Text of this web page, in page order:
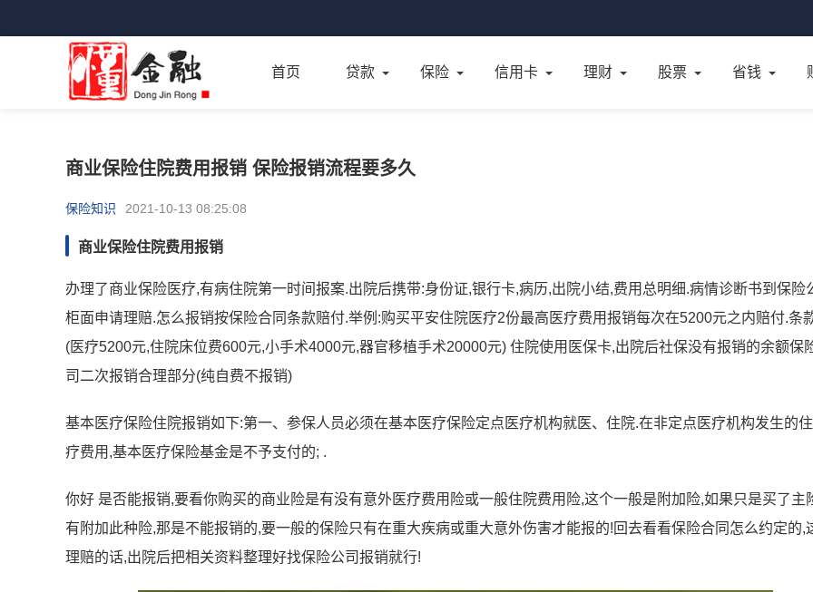
首页 贷款 保险 信用卡 理财 股票 省钱
商业保险住院费用报销 保险报销流程要多久
保险知识 2021-10-13 08:25:08
商业保险住院费用报销
办理了商业保险医疗,有病住院第一时间报案.出院后携带:身份证,银行卡,病历,出院小结,费用总明细.病情诊断书到保险
柜面申请理赔.怎么报销按保险合同条款赔付.举例:购买平安住院医疗2份最高医疗费用报销每次在5200元之内赔付.条
(医疗5200元,住院床位费600元,小手术4000元,器官移植手术20000元) 住院使用医保卡,出院后社保没有报销的余额保
司二次报销合理部分(纯自费不报销)
基本医疗保险住院报销如下:第一、参保人员必须在基本医疗保险定点医疗机构就医、住院.在非定点医疗机构发生的
疗费用,基本医疗保险基金是不予支付的; .
你好 是否能报销,要看你购买的商业险是有没有意外医疗费用险或一般住院费用险,这个一般是附加险,如果只是买了主
有附加此种险,那是不能报销的,要一般的保险只有在重大疾病或重大意外伤害才能报的!回去看看保险合同怎么约定的,
理赔的话,出院后把相关资料整理好找保险公司报销就行!